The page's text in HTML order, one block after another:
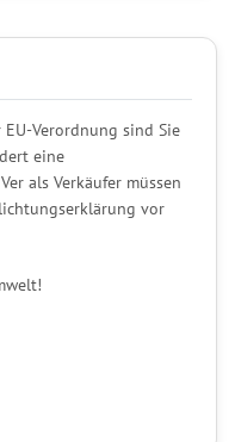
Verordnung sind Sie
eine
als Verkäufer müssen
vor